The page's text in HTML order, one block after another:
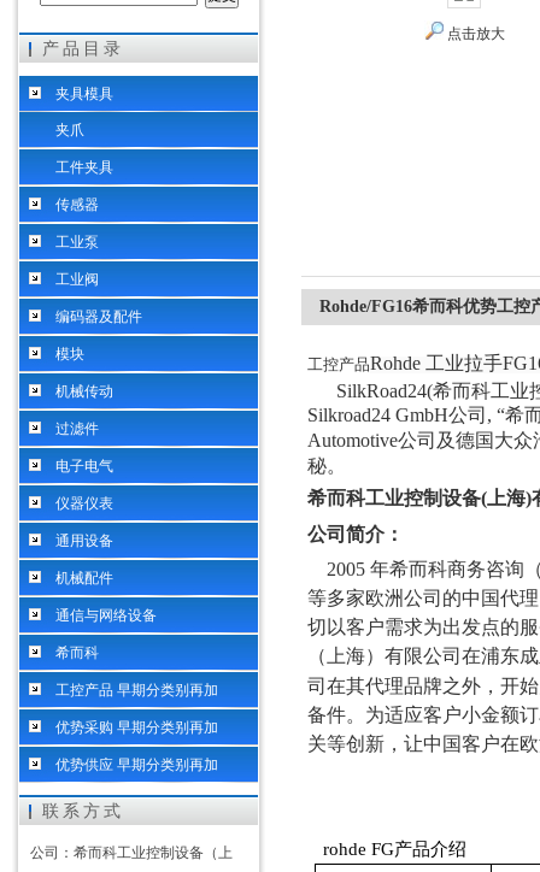
希而科工业控制设备（上海）有限公司
产品目录
夹具模具
夹爪
工件夹具
传感器
工业泵
工业阀
编码器及配件
模块
机械传动
过滤件
电子电气
仪器仪表
通用设备
机械配件
通信与网络设备
希而科
工控产品 早期分类别再加
优势采购 早期分类别再加
优势供应 早期分类别再加
联系方式
公司：希而科工业控制设备（上
点击放大
Rohde/FG16希而科优势工控
工控产品Rohde 工业拉手
SilkRoad24(希而科工业
Silkroad24 GmbH公司 , “希
Automotive公司及德国大众
秘。
希而科工业控制设备( 上海)
公司简介：
2005 年希而科商务咨询
等多家欧洲公司的中国代
切以客户需求为出发点的
（上海）有限公司在浦东
司在其代理品牌之外，开
备件。为适应客户小金额
关等创新，让中国客户在
rohde FG产品介绍